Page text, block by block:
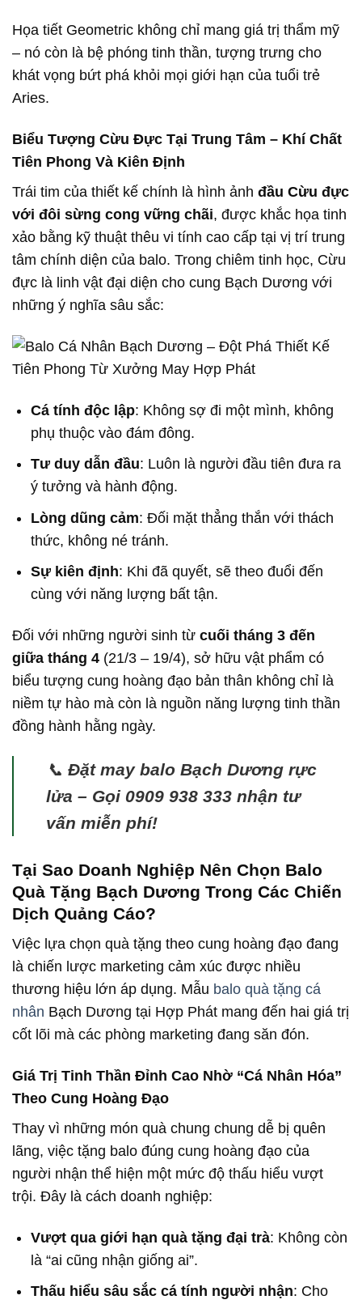
Họa tiết Geometric không chỉ mang giá trị thẩm mỹ
– nó còn là bệ phóng tinh thần, tượng trưng cho
khát vọng bứt phá khỏi mọi giới hạn của tuổi trẻ
Aries.
Biểu Tượng Cừu Đực Tại Trung Tâm – Khí Chất
Tiên Phong Và Kiên Định
Trái tim của thiết kế chính là hình ảnh đầu Cừu đực
với đôi sừng cong vững chãi, được khắc họa tinh
xảo bằng kỹ thuật thêu vi tính cao cấp tại vị trí trung
tâm chính diện của balo. Trong chiêm tinh học, Cừu
đực là linh vật đại diện cho cung Bạch Dương với
những ý nghĩa sâu sắc:
Cá tính độc lập: Không sợ đi một mình, không
phụ thuộc vào đám đông.
Tư duy dẫn đầu: Luôn là người đầu tiên đưa ra
ý tưởng và hành động.
Lòng dũng cảm: Đối mặt thẳng thắn với thách
thức, không né tránh.
Sự kiên định: Khi đã quyết, sẽ theo đuổi đến
cùng với năng lượng bất tận.
Đối với những người sinh từ cuối tháng 3 đến
giữa tháng 4 (21/3 – 19/4), sở hữu vật phẩm có
biểu tượng cung hoàng đạo bản thân không chỉ là
niềm tự hào mà còn là nguồn năng lượng tinh thần
đồng hành hằng ngày.
📞 Đặt may balo Bạch Dương rực
lửa – Gọi 0909 938 333 nhận tư
vấn miễn phí!
Tại Sao Doanh Nghiệp Nên Chọn Balo
Quà Tặng Bạch Dương Trong Các Chiến
Dịch Quảng Cáo?
Việc lựa chọn quà tặng theo cung hoàng đạo đang
là chiến lược marketing cảm xúc được nhiều
thương hiệu lớn áp dụng. Mẫu balo quà tặng cá
nhân Bạch Dương tại Hợp Phát mang đến hai giá trị
cốt lõi mà các phòng marketing đang săn đón.
Giá Trị Tinh Thần Đỉnh Cao Nhờ “Cá Nhân Hóa”
Theo Cung Hoàng Đạo
Thay vì những món quà chung chung dễ bị quên
lãng, việc tặng balo đúng cung hoàng đạo của
người nhận thể hiện một mức độ thấu hiểu vượt
trội. Đây là cách doanh nghiệp:
Vượt qua giới hạn quà tặng đại trà: Không còn
là “ai cũng nhận giống ai”.
Thấu hiểu sâu sắc cá tính người nhận: Cho